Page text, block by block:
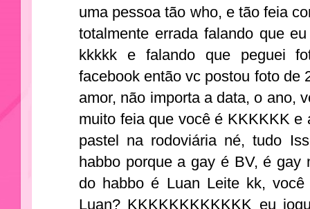
uma pessoa tão who, e tão feia
totalmente errada falando que
kkkkk e falando que peguei
facebook então vc postou foto de
amor, não importa a data, o ano,
muito feia que você é KKKKKK e
pastel na rodoviária né, tudo
habbo porque a gay é BV, é gay
do habbo é Luan Leite kk,
Luan? KKKKKKKKKKKK eu